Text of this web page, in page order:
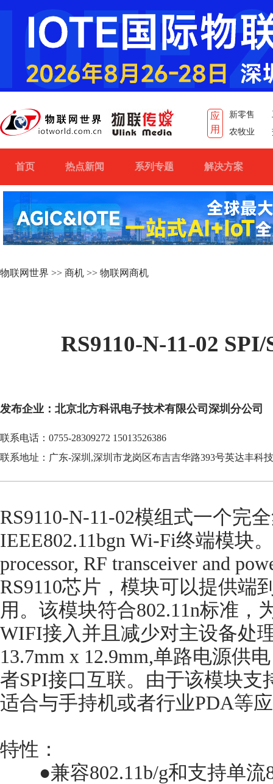
应
用
新零售
农牧业
首页 热点新闻 系列专题 解决方案
物联网世界 >> 商机 >> 物联网商机
RS9110-N-11-02
发布企业：北京北方科讯电子技术有限公司深圳分公司
联系电话：0755-28309272 15013526386
联系地址：广东-深圳,深圳市龙岗区布吉吉华路393号英达丰科
RS9110-N-11-02模组式一个完
IEEE802.11bgn Wi-Fi终端模块
processor, RF transceiver and
RS9110芯片，模块可以提供端
用。该模块符合802.11n标准，
WIFI接入并且减少对主设备处
13.7mm x 12.9mm,单路电源供
者SPI接口互联。由于该模块支
适合与手持机或者行业PDA等
特性：
●兼容802.11b/g和支持单流